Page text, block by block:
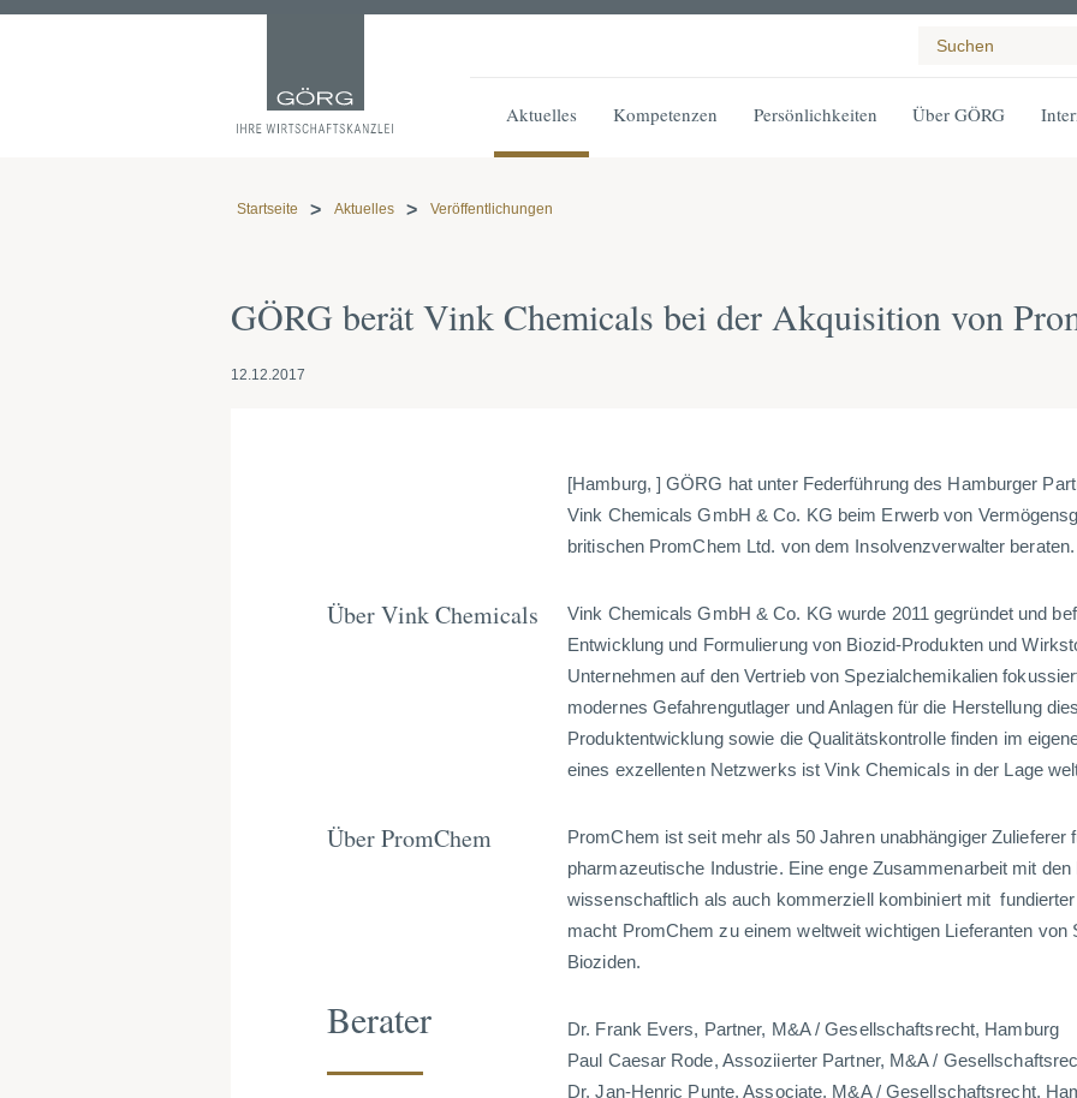
Aktuelles Kompetenzen Persönlichkeiten Über GÖRG
Startseite Aktuelles Veröffentlichungen
GÖRG berät Vink Chemicals bei der Akquisition von
12.12.2017
[Hamburg, ] GÖRG hat unter Federführung des Hamburger
Vink Chemicals GmbH & Co. KG beim Erwerb von
britischen PromChem Ltd. von dem Insolvenzverwalter beraten.
Über Vink Chemicals
Vink Chemicals GmbH & Co. KG wurde 2011 gegründet und
Entwicklung und Formulierung von Biozid-Produkten und
Unternehmen auf den Vertrieb von Spezialchemikalien
modernes Gefahrengutlager und Anlagen für die Herstellung
Produktentwicklung sowie die Qualitätskontrolle finden im
eines exzellenten Netzwerks ist Vink Chemicals in der Lage
Über PromChem
PromChem ist seit mehr als 50 Jahren unabhängiger Zulieferer
pharmazeutische Industrie. Eine enge Zusammenarbeit mit den
wissenschaftlich als auch kommerziell kombiniert mit
macht PromChem zu einem weltweit wichtigen Lieferanten von
Bioziden.
Berater
Dr. Frank Evers, Partner, M&A / Gesellschaftsrecht, Hamburg
Paul Caesar Rode, Assoziierter Partner, M&A /
Dr. Jan-Henric Punte, Associate, M&A / Gesellschaftsrecht,